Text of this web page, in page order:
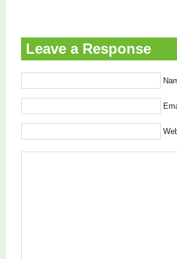
Leave a Response